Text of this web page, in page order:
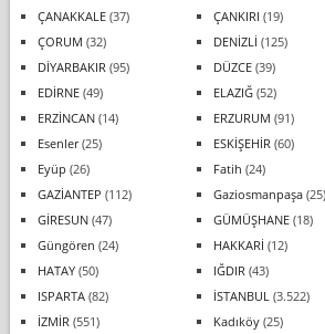
ÇANAKKALE(37) ÇANKIRI (19)
ÇORUM (32) DENİZLİ (125)
DİYARBAKIR (95) DÜZCE(39)
EDİRNE(49) ELAZIĞ(52)
ERZİNCAN(14) ERZURUM (91)
Esenler(25) ESKİŞEHİR (60)
Eyüp (26) Fatih (24)
GAZİANTEP (112) Gaziosmanpaşa(25)
GİRESUN(47) GÜMÜŞHANE(18)
Güngören (24) HAKKARİ (12)
HATAY(50) IĞDIR (43)
ISPARTA(82) İSTANBUL (3.522)
İZMİR (551) Kadıköy(25)